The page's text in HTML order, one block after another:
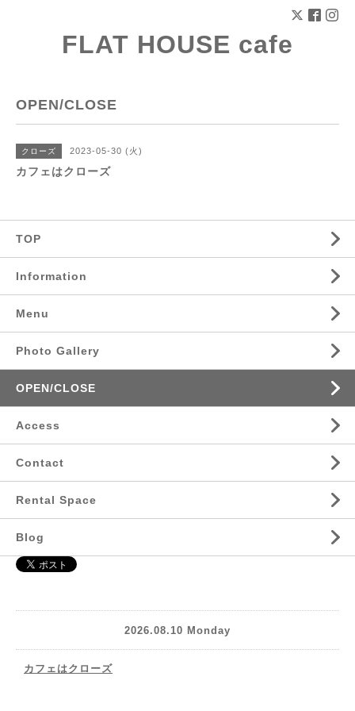
FLAT HOUSE cafe
OPEN/CLOSE
クローズ 2023-05-30 (火)
カフェはクローズ
TOP
Information
Menu
Photo Gallery
OPEN/CLOSE
Access
Contact
Rental Space
Blog
2026.08.10 Monday
カフェはクローズ